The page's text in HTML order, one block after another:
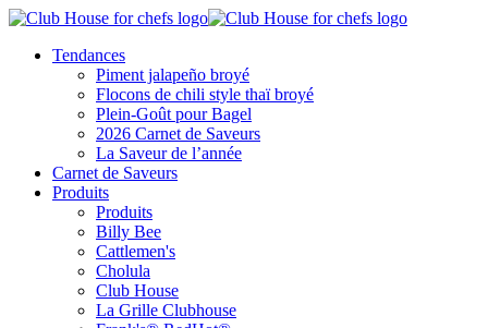
Tendances
Piment jalapeño broyé
Flocons de chili style thaï broyé
Plein-Goût pour Bagel
2026 Carnet de Saveurs
La Saveur de l’année
Carnet de Saveurs
Produits
Produits
Billy Bee
Cattlemen's
Cholula
Club House
La Grille Clubhouse